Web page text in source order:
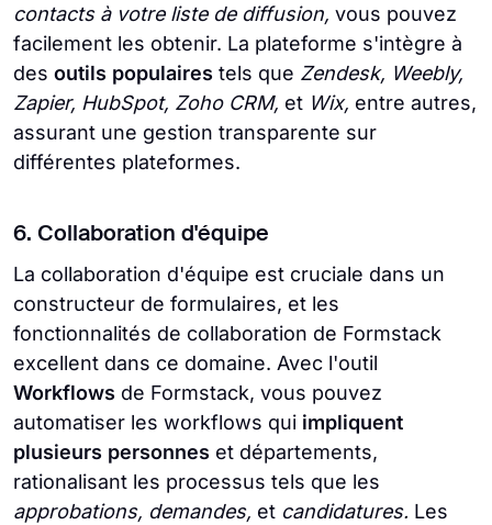
contacts à votre liste de diffusion, vous pouvez
facilement les obtenir. La plateforme s'intègre à
des outils populaires tels que Zendesk, Weebly,
Zapier, HubSpot, Zoho CRM, et Wix, entre autres,
assurant une gestion transparente sur
différentes plateformes.
6. Collaboration d'équipe
La collaboration d'équipe est cruciale dans un
constructeur de formulaires, et les
fonctionnalités de collaboration de Formstack
excellent dans ce domaine. Avec l'outil
Workflows de Formstack, vous pouvez
automatiser les workflows qui impliquent
plusieurs personnes et départements,
rationalisant les processus tels que les
approbations, demandes, et candidatures. Les